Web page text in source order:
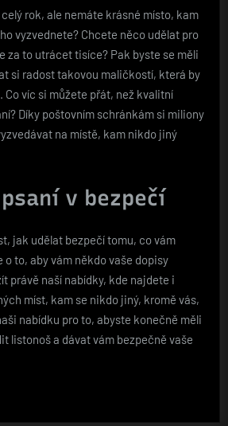
rok, ale nemáte krásné místo, kam
vyzvednete? Chcete něco udělat pro
za to utrácet tisíce? Pak byste se měli
si radost takovou maličkostí, která by
Co víc si můžete přát, než kvalitní
Díky poštovním schránkám si miliony
na místě, kam nikdo jiný
v bezpečí
jak udělat bezpečí tomu, co vám
o to, aby vám někdo vaše dopisy
právě naší nabídky, kde najdete i
míst, kam se nikdo jiný, kromě vás,
nabídku pro to, abyste konečně měli
listonoš a dávat vám bezpečně vaše